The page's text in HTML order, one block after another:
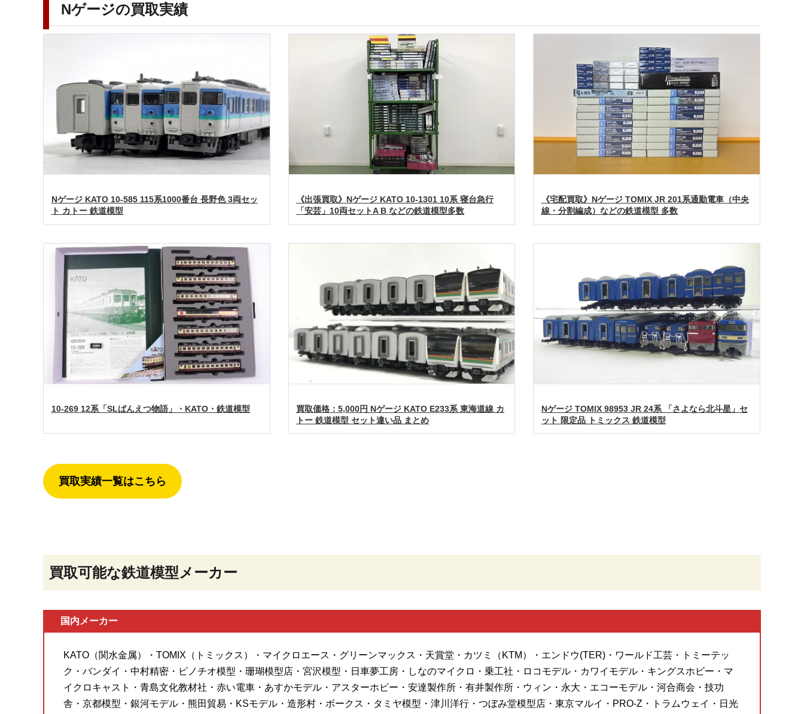
Nゲージの買取実績
Nゲージ KATO 10-585 115系1000番台 長野色 3両セッ
ト カトー 鉄道模型
《出張買取》Nゲージ KATO 10-1301 10系 寝台急行
「安芸」10両セットA B などの鉄道模型多数
《宅配買取》Nゲージ TOMIX JR 201系通勤電車（中央
線・分割編成）などの鉄道模型 多数
10-269 12系「SLばんえつ物語」・KATO・鉄道模型
買取価格：5,000円 Nゲージ KATO E233系 東海道線 カ
トー 鉄道模型 セット違い品 まとめ
Nゲージ TOMIX 98953 JR 24系 「さよなら北斗星」セ
ット 限定品 トミックス 鉄道模型
買取実績一覧はこちら
買取可能な鉄道模型メーカー
国内メーカー
KATO（関水金属）・TOMIX（トミックス）・マイクロエース・グリーンマックス・天賞堂・カツミ（KTM）・エンドウ(TER)・ワールド工芸・トミーテッ
ク・バンダイ・中村精密・ピノチオ模型・珊瑚模型店・宮沢模型・日車夢工房・しなのマイクロ・乗工社・ロコモデル・カワイモデル・キングスホビー・マ
イクロキャスト・青島文化教材社・赤い電車・あすかモデル・アスターホビー・安達製作所・有井製作所・ウィン・永大・エコーモデル・河合商会・技功
舎・京都模型・銀河モデル・熊田貿易・KSモデル・造形村・ボークス・タミヤ模型・津川洋行・つぼみ堂模型店・東京マルイ・PRO-Z・トラムウェイ・日光